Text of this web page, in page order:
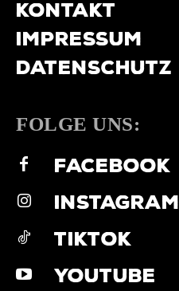
KONTAKT
IMPRESSUM
DATENSCHUTZ
FOLGE UNS:
FACEBOOK
INSTAGRAM
TIKTOK
YOUTUBE